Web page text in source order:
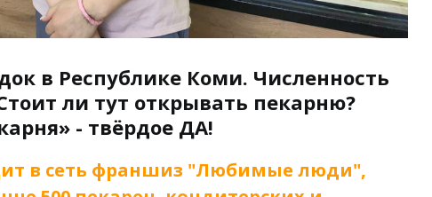
в Республике Коми. Численность
ли тут открывать пекарню?
- твёрдое ДА!
в сеть франшиз "Любимые люди",